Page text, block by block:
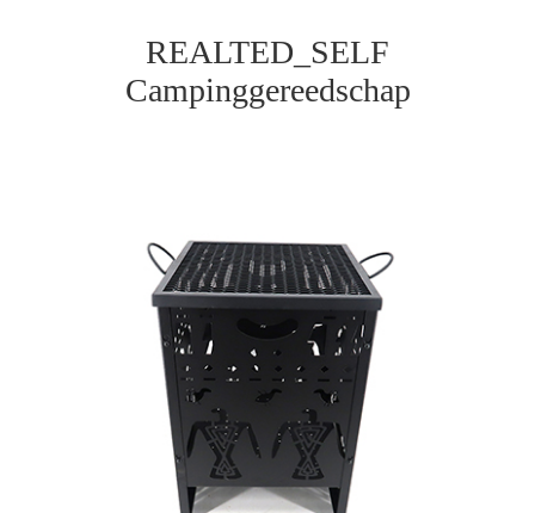
REALTED_SELF
Campinggereedschap